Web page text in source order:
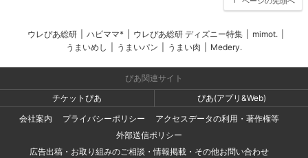
ウレぴあ総研 ハピママ* ウレぴあ総研 ディズニー特集 mimot.
うまいめし
うまいパン うまい肉 Medery.
ぴあ関連サイト
チケットぴあ
ぴあ(アプリ&Web)
会社案内
プライバシーポリシー
アクセスデータの利用・著作権等
外部送信ポリシー
広告出稿・お取り組みのご相談・情報掲載・その他お問い合わせ